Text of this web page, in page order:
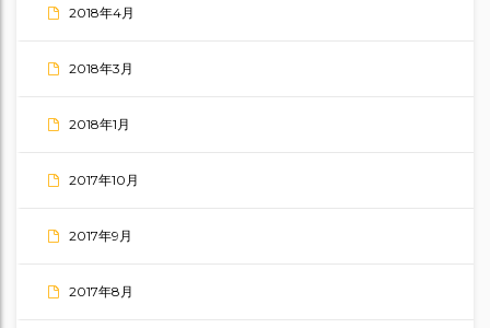
2018年4月
2018年3月
2018年1月
2017年10月
2017年9月
2017年8月